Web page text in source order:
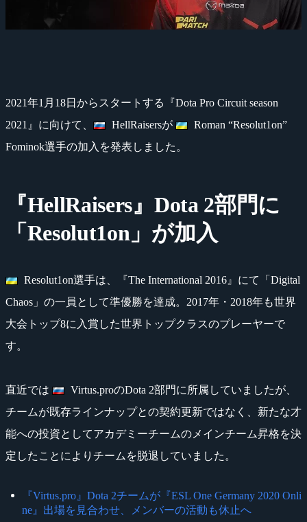
2021年1月18日からスタートする『Dota Pro Circuit season
2021』に向けて、
HellRaisersが
Roman “Resolut1on”
Fominok選手の加入を発表しました。
『HellRaisers』Dota 2部門に
「Resolut1on」が加入
Resolut1on選手は、『The International 2016』にて「Digital
Chaos」の一員として準優勝を達成。2017年・2018年も世界
大会トップ8に入賞した世界トップクラスのプレーヤーで
す。
直近では
Virtus.proのDota 2部門に所属していましたが、
チームが既存ラインナップとの契約更新ではなく、新たな才
能への投資としてアカデミーチームのメインチーム昇格を決
定したことによりチームを脱退していました。
『Virtus.pro』Dota 2チームが『ESL One Germany 2020 Onli
ne』出場を見合わせ、メンバーの活動も休止へ